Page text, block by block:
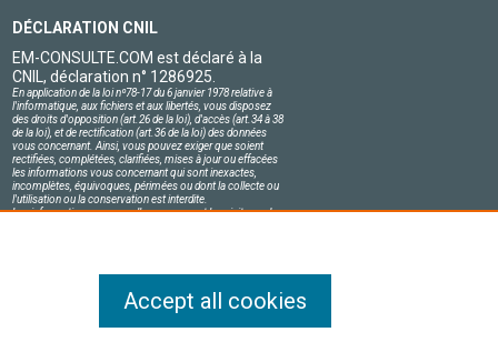
DÉCLARATION CNIL
EM-CONSULTE.COM est déclaré à la
CNIL, déclaration n° 1286925.
En application de la loi nº78-17 du 6 janvier 1978 relative à
l'informatique, aux fichiers et aux libertés, vous disposez
des droits d'opposition (art.26 de la loi), d'accès (art.34 à 38
de la loi), et de rectification (art.36 de la loi) des données
vous concernant. Ainsi, vous pouvez exiger que soient
rectifiées, complétées, clarifiées, mises à jour ou effacées
les informations vous concernant qui sont inexactes,
incomplètes, équivoques, périmées ou dont la collecte ou
l'utilisation ou la conservation est interdite.
Les informations personnelles concernant les visiteurs de
Accept all cookies